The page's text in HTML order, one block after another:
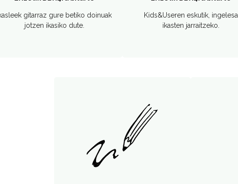
gitarraz gure betiko doinuak
jotzen ikasiko dute.
Kids&Useren eskutik, ingelesa
ikasten jarraitzeko.